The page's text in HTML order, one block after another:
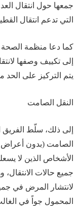
جمعها حول انتقال
التي تدعم انتقال
كما دعا منظمة الصحة
إلى تكييف وصفها
يتم التركيز على الحد
النقل الصامت
إلى ذلك، سلّط الفريق
الصامت (بدون
جميع حالات
لانتشار المرض في
المحمول جواً في